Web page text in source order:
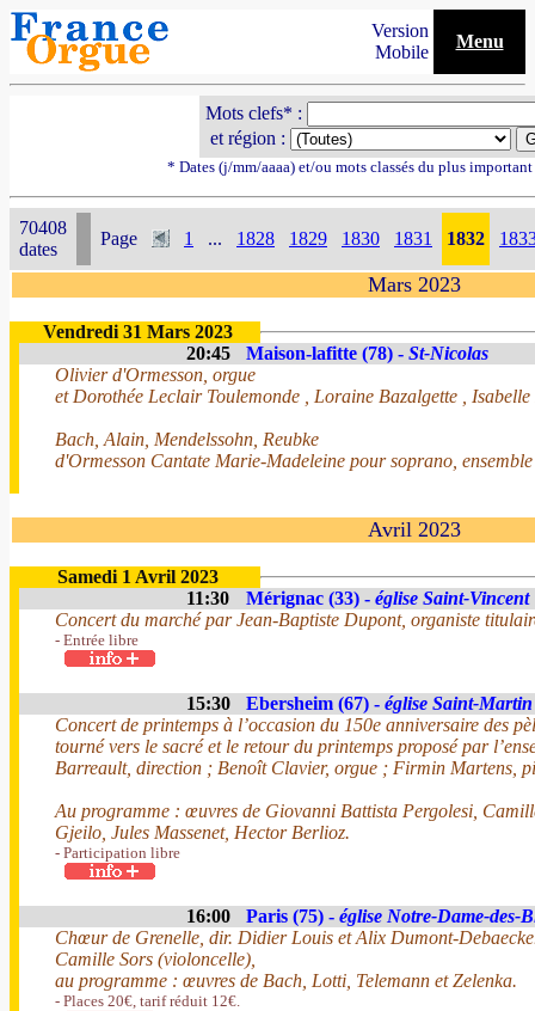
Version
Mobile
Menu
Mots clefs* :
et région :
* Dates (j/mm/aaaa) et/ou mots classés du plus
70408
dates
Page 1 ... 1828 1829 1830 1831 1832
Mars 2023
Vendredi 31 Mars 2023
20:45
Maison-lafitte (78) - St-Nicolas
Olivier d'Ormesson, orgue
et Dorothée Leclair Toulemonde , Loraine Bazalgette ,
Bach, Alain, Mendelssohn, Reubke
d'Ormesson Cantate Marie-Madeleine pour soprano,
Avril 2023
Samedi 1 Avril 2023
11:30
Mérignac (33) - église Saint-Vincent
Concert du marché par Jean-Baptiste Dupont, organiste
- Entrée libre
15:30 Ebersheim (67) - église Saint-Martin
Concert de printemps à l’occasion du 150e anniversaire des
tourné vers le sacré et le retour du printemps proposé par
Barreault, direction ; Benoît Clavier, orgue ; Firmin Martens,
Au programme : œuvres de Giovanni Battista Pergolesi,
Gjeilo, Jules Massenet, Hector Berlioz.
- Participation libre
16:00 Paris (75) - église Notre-Dame-des-
Chœur de Grenelle, dir. Didier Louis et Alix Dumont-
Camille Sors (violoncelle),
au programme : œuvres de Bach, Lotti, Telemann et Zelenka.
- Places 20€, tarif réduit 12€.